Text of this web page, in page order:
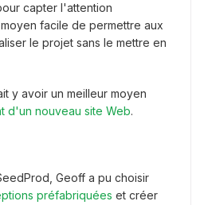
capter l'attention
facile de permettre aux
le projet sans le mettre en
y avoir un meilleur moyen
d'un nouveau site Web.
Geoff a pu choisir
préfabriquées et créer